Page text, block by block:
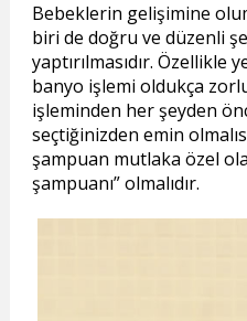
Bebeklerin gelişimine
biri de doğru ve düzenli
yaptırılmasıdır. Özellikle
banyo işlemi oldukça
işleminden her şeyden
seçtiğinizden emin
şampuan mutlaka özel
şampuanı olmalıdır.